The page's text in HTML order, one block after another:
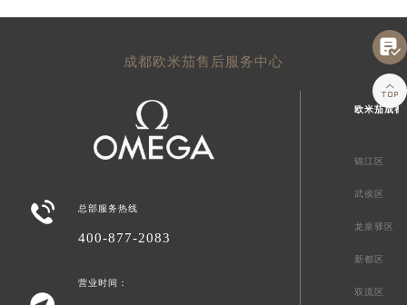
成都欧米茄售后服务中心
 总部服务热线
400-877-2083
营业时间：
欧米茄成都
锦江区
武侯区
龙泉驿区
新都区
双流区

